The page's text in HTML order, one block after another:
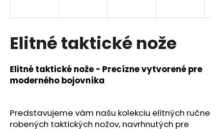
Elitné taktické nože
Elitné taktické nože - Precízne vytvorené pre
moderného bojovníka
Predstavujeme vám našu kolekciu elitných ručne
robených taktických nožov, navrhnutých pre
s
ť
?
HĽADAŤ